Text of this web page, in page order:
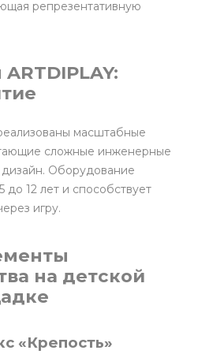
репрезентативную
масштабные
сложные инженерные
Оборудование
до 12 лет и способствует
игру.
на детской
«Крепость»